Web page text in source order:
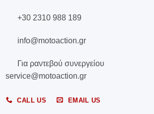
+30 2310 988 189
info@motoaction.gr
Για ραντεβού συνεργείου
service@motoaction.gr
CALL US EMAIL US